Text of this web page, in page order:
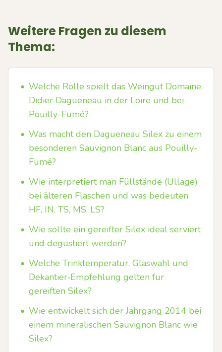
Weitere Fragen zu diesem
Thema:
• Welche Rolle spielt das Weingut Domaine
Didier Dagueneau in der Loire und bei
Pouilly-Fumé?
• Was macht den Dagueneau Silex zu einem
besonderen Sauvignon Blanc aus Pouilly-
Fumé?
• Wie interpretiert man Füllstände (Ullage)
bei älteren Flaschen und was bedeuten
HF, IN, TS, MS, LS?
• Wie sollte ein gereifter Silex ideal serviert
und degustiert werden?
• Welche Trinktemperatur, Glaswahl und
Dekantier‑Empfehlung gelten für
gereiften Silex?
• Wie entwickelt sich der Jahrgang 2014 bei
einem mineralischen Sauvignon Blanc wie
Silex?